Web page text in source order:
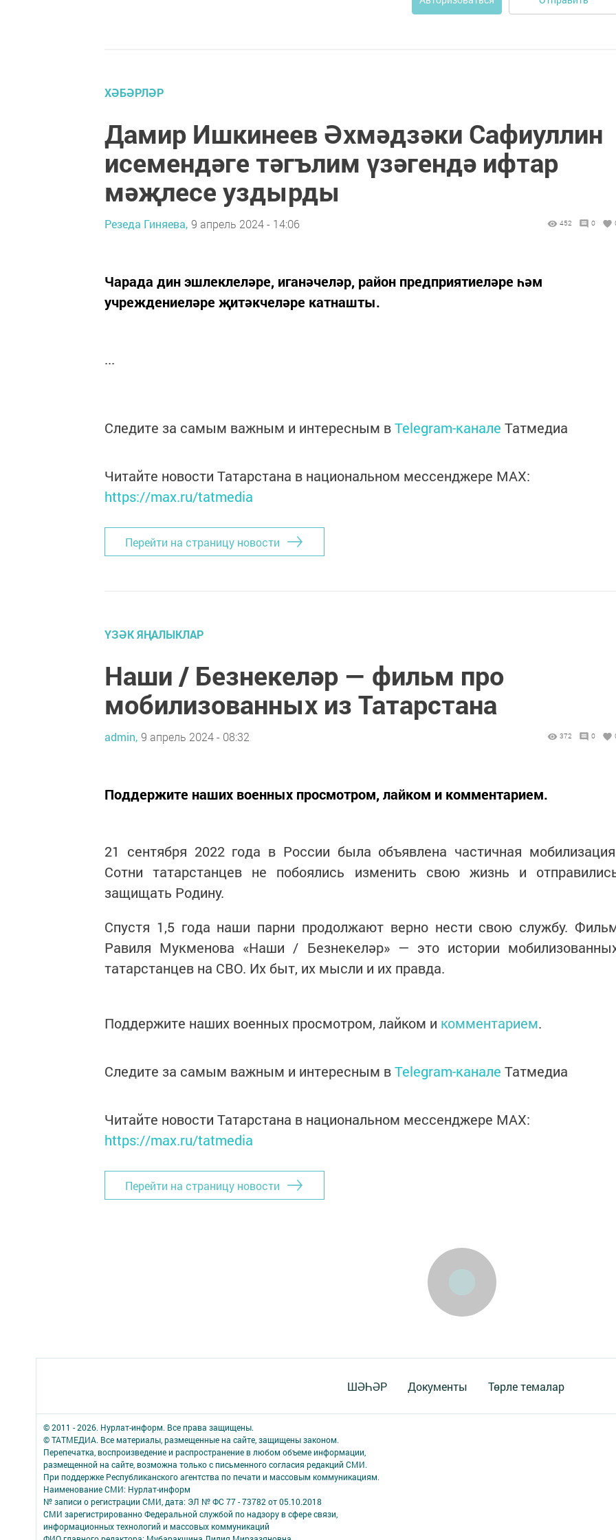
ХӘБӘРЛӘР
Дамир Ишкинеев Әхмәдзәки Сафиуллин
исемендәге тәгълим үзәгендә ифтар
мәҗлесе уздырды
Резеда Гиняева, 9 апрель 2024 - 14:06 452 0
Чарада дин эшлеклеләре, иганәчеләр, район предприятиеләре һәм
учреждениеләре җитәкчеләре катнашты.
...
Следите за самым важным и интересным вTelegram-канале Татмедиа
Читайте новости Татарстана в национальном мессенджере MАХ:
https://max.ru/tatmedia
Перейти на страницу новости
ҮЗӘК ЯҢАЛЫКЛАР
Наши / Безнекеләр — фильм про
мобилизованных из Татарстана
admin, 9 апрель 2024 - 08:32 372 0
Поддержите наших военных просмотром, лайком и комментарием.
21 сентября 2022 года в России была объявлена частичная
Сотни татарстанцев не побоялись изменить свою жизнь и
защищать Родину.
Спустя 1,5 года наши парни продолжают верно нести свою службу.
Равиля Мукменова «Наши / Безнекеләр» — это истории
татарстанцев на СВО. Их быт, их мысли и их правда.
Поддержите наших военных просмотром, лайком и комментарием.
Следите за самым важным и интересным вTelegram-канале Татмедиа
Читайте новости Татарстана в национальном мессенджере MАХ:
https://max.ru/tatmedia
Перейти на страницу новости
ШӘҺӘР Документы Төрле темалар
© 2011 - 2026. Нурлат-⁠информ. Все права защищены.
© ТАТМЕДИА. Все материалы, размещенные на сайте, защищены законом.
Перепечатка, воспроизведение и распространение в любом объеме информации,
размещенной на сайте, возможна только с письменного согласия редакций СМИ.
При поддержке Республиканского агентства по печати и массовым коммуникациям.
Наименование СМИ: Нурлат-⁠информ
№ записи о регистрации СМИ, дата: ЭЛ № ФС 77 -⁠ 73782 от 05.10.2018
СМИ зарегистрированно Федеральной службой по надзору в сфере связи,
информационных технологий и массовых коммуникаций